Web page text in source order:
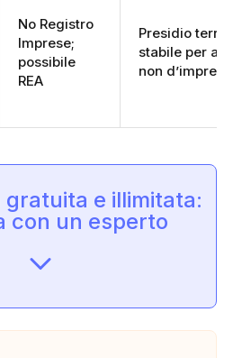
No Registro
Imprese;
possibile
REA
Presidio
stabile per
non d’impresa
gratuita e illimitata:
con un esperto